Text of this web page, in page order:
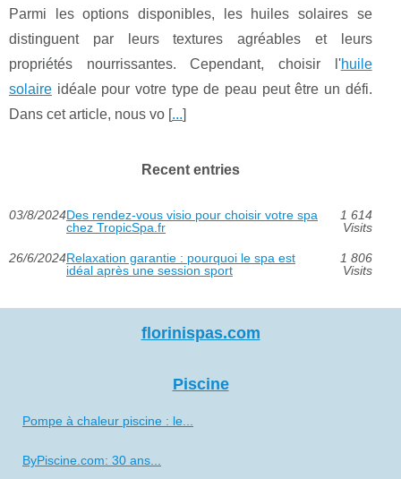
Parmi les options disponibles, les huiles solaires se
distinguent par leurs textures agréables et leurs
propriétés nourrissantes. Cependant, choisir l'huile
solaire idéale pour votre type de peau peut être un défi.
Dans cet article, nous vo [...]
Recent entries
03/8/2024Des rendez-vous visio pour choisir votre spa
chez TropicSpa.fr
1 614
Visits
26/6/2024Relaxation garantie : pourquoi le spa est
idéal après une session sport
1 806
Visits
florinispas.com
Piscine
Pompe à chaleur piscine : le...
ByPiscine.com: 30 ans...